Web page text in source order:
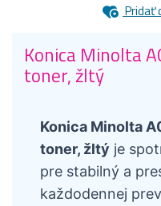
Pridať
Konica Minolta
toner, žltý
Konica Minolta
toner, žltý je
pre stabilný a
každodennej